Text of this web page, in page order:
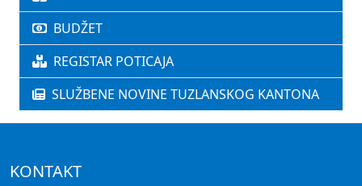
BUDŽET
REGISTAR POTICAJA
SLUŽBENE NOVINE TUZLANSKOG KANTONA
KONTAKT